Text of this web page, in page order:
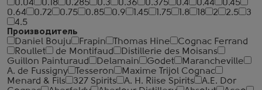
0.04
0.18 0.285 0.3 0.36 0.375 0.4 0.44
0.45
0.64
0.72 0.75 0.85 0.9 1.45 1.75 1.8 18 2 2.5
3
4.5
Производитель
Daniel Bouju
Frapin Thomas Hine
Cognac Ferrand
Roullet
de Montifaud
Distillerie des Moisans
Guillon Painturaud
Delamain Godet
Marancheville
A. de Fussigny
Tesseron
Maxime Trijol Cognac
Menard & Fils
327 Spirits A. H. Riise Spirits
A.E. Dor